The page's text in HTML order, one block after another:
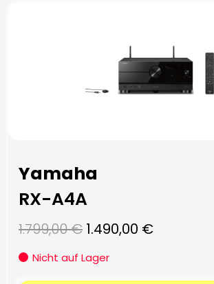
Yamaha
RX-A4A
1.799,00€ Ursprünglicher
war:
1.490,00 €Aktueller
Nicht auf Lager